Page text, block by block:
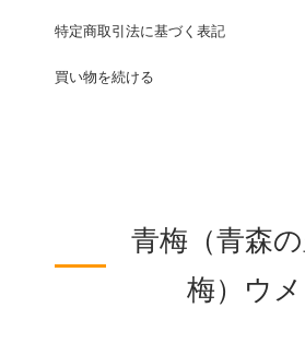
特定商取引法に基づく表記
買い物を続ける
青梅（青森
梅）ウメ